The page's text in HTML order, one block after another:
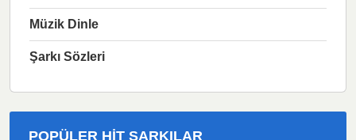
Müzik Dinle
Şarkı Sözleri
POPÜLER HIT ŞARKILAR